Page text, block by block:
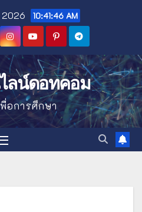
2026 10:41:47 AM
ลน์ดอทคอม
พื่อการศึกษา